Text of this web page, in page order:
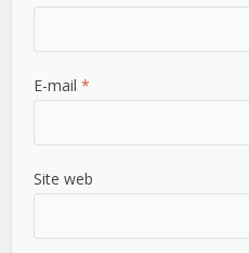
E-mail*
Site web